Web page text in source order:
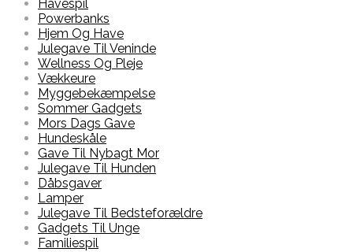
Havespil
Powerbanks
Hjem Og Have
Julegave Til Veninde
Wellness Og Pleje
Vækkeure
Myggebekæmpelse
Sommer Gadgets
Mors Dags Gave
Hundeskåle
Gave Til Nybagt Mor
Julegave Til Hunden
Dåbsgaver
Lamper
Julegave Til Bedsteforældre
Gadgets Til Unge
Familiespil